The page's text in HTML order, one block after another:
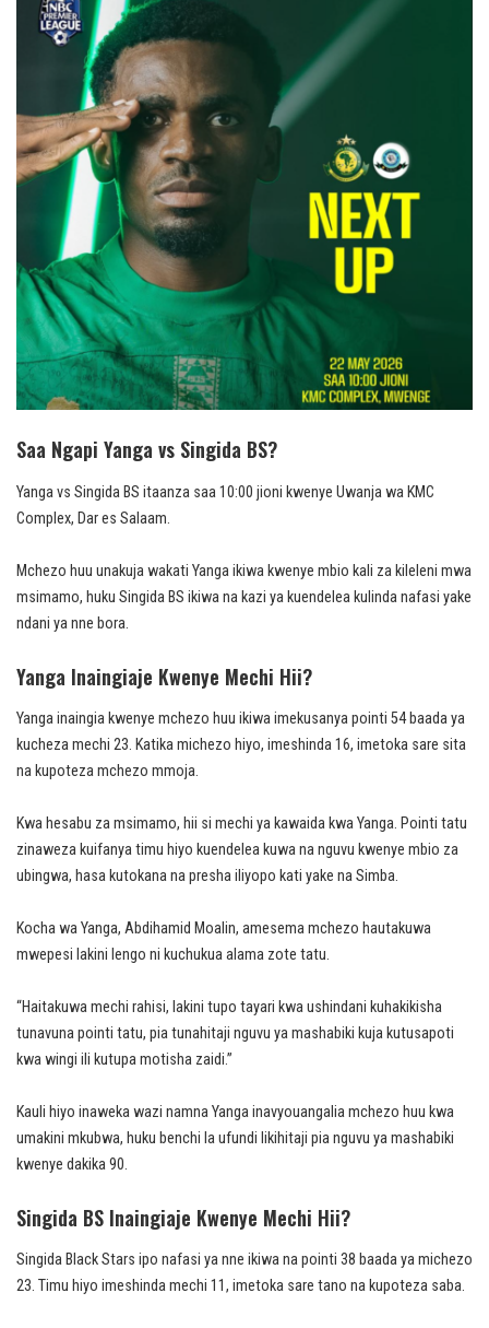
Saa Ngapi Yanga vs Singida BS?
Yanga vs Singida BS itaanza saa 10:00 jioni kwenye Uwanja wa KMC
Complex, Dar es Salaam.
Mchezo huu unakuja wakati Yanga ikiwa kwenye mbio kali za kileleni mwa
msimamo, huku Singida BS ikiwa na kazi ya kuendelea kulinda nafasi yake
ndani ya nne bora.
Yanga Inaingiaje Kwenye Mechi Hii?
Yanga inaingia kwenye mchezo huu ikiwa imekusanya pointi 54 baada ya
kucheza mechi 23. Katika michezo hiyo, imeshinda 16, imetoka sare sita
na kupoteza mchezo mmoja.
Kwa hesabu za msimamo, hii si mechi ya kawaida kwa Yanga. Pointi tatu
zinaweza kuifanya timu hiyo kuendelea kuwa na nguvu kwenye mbio za
ubingwa, hasa kutokana na presha iliyopo kati yake na Simba.
Kocha wa Yanga, Abdihamid Moalin, amesema mchezo hautakuwa
mwepesi lakini lengo ni kuchukua alama zote tatu.
“Haitakuwa mechi rahisi, lakini tupo tayari kwa ushindani kuhakikisha
tunavuna pointi tatu, pia tunahitaji nguvu ya mashabiki kuja kutusapoti
kwa wingi ili kutupa motisha zaidi.”
Kauli hiyo inaweka wazi namna Yanga inavyouangalia mchezo huu kwa
umakini mkubwa, huku benchi la ufundi likihitaji pia nguvu ya mashabiki
kwenye dakika 90.
Singida BS Inaingiaje Kwenye Mechi Hii?
Singida Black Stars ipo nafasi ya nne ikiwa na pointi 38 baada ya michezo
23. Timu hiyo imeshinda mechi 11, imetoka sare tano na kupoteza saba.